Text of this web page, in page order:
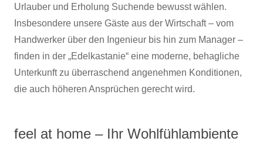
Urlauber und Erholung Suchende bewusst wählen.
Insbesondere unsere Gäste aus der Wirtschaft – vom
Handwerker über den Ingenieur bis hin zum Manager –
finden in der „Edelkastanie“ eine moderne, behagliche
Unterkunft zu überraschend angenehmen Konditionen,
die auch höheren Ansprüchen gerecht wird.
feel at home – Ihr Wohlfühlambiente